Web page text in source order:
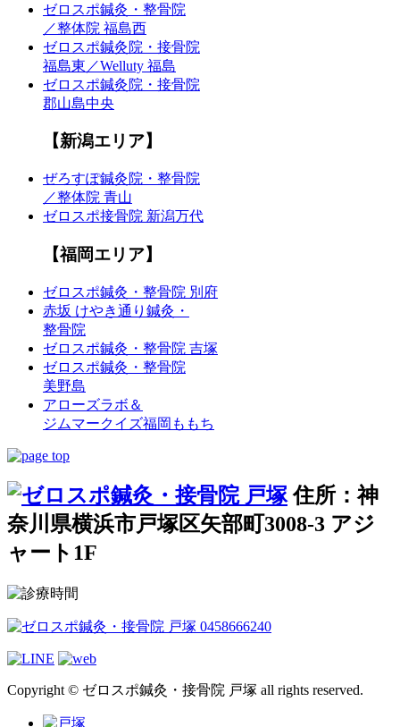
ゼロスポ鍼灸・整骨院
／整体院 福島西
ゼロスポ鍼灸院・接骨院
福島東／Welluty 福島
ゼロスポ鍼灸院・接骨院
郡山島中央
【新潟エリア】
ぜろすぽ鍼灸院・整骨院
／整体院 青山
ゼロスポ接骨院 新潟万代
【福岡エリア】
ゼロスポ鍼灸・整骨院 別府
赤坂 けやき通り鍼灸・
整骨院
ゼロスポ鍼灸・整骨院 吉塚
ゼロスポ鍼灸・整骨院
美野島
アローズラボ＆
ジムマークイズ福岡ももち
住所：神
奈川県横浜市戸塚区矢部町3008-3 アジ
ャート1F
Copyright © ゼロスポ鍼灸・接骨院 戸塚 all rights reserved.